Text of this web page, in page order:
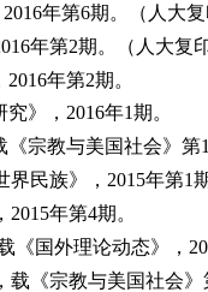
2016年第6期。（人大复
年第2期。（人大复
2016年第2期。
》， 2016年1期。
《宗教与美国社会》第
民族》， 2015年第1
2015年第4期。
《国外理论动态》，
载《宗教与美国社会》